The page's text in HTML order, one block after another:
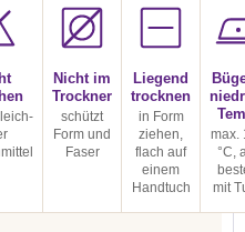
Nicht im
Trockner
schützt
Form und
Faser
Liegend
trocknen
in Form
ziehen,
flach auf
einem
Handtuch
max.
°C,
mit